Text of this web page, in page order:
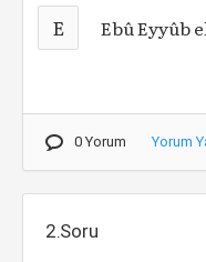
E Ebû Eyyûb
0 Yorum Yorum
2.Soru